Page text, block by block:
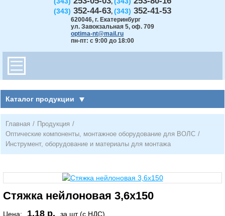
,
(343) 352-44-63, (343) 352-41-53
620046, г. Екатеринбург
ул. Завокзальная 5, оф. 709
optima-nt@mail.ru
пн-пт: с 9:00 до 18:00
Каталог продукции
Главная / Продукция /
Оптические компоненты, монтажное оборудование для ВОЛС /
Инструмент, оборудование и материалы для монтажа
Стяжка нейлоновая 3,6х150
Цена: 1,18 р.
за шт (с НДС)